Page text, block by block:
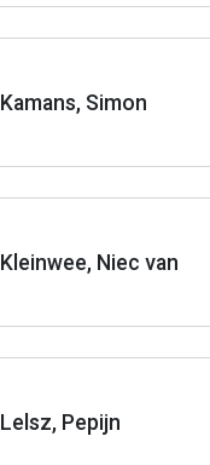
Kamans, Simon
Kleinwee, Niec van
Lelsz, Pepijn